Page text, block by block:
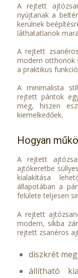
A rejtett
nyújtanak a
kerülnek
láthatatlanok
A rejtett
modern otthonok
a praktikus
A minimalista
rejtett pántok
meg, hiszen
kiemelkedőek.
Hogyan
A rejtett
ajtókeretbe
kialakítása
állapotában a
felülete teljesen
A rejtett
modern, síkba
rejtett zsanéros
diszkrét
állítható